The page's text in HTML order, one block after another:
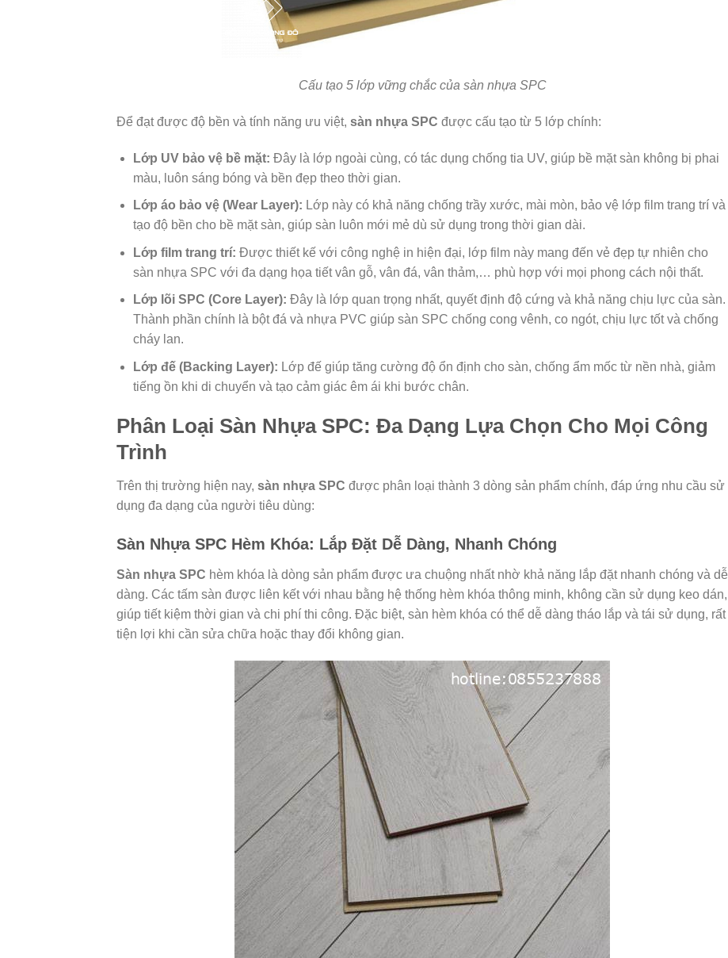
Cấu tạo 5 lớp vững chắc của sàn nhựa SPC
Để đạt được độ bền và tính năng ưu việt, sàn nhựa SPC được cấu tạo từ 5 lớp chính:
Lớp UV bảo vệ bề mặt: Đây là lớp ngoài cùng, có tác dụng chống tia UV, giúp bề mặt sàn không bị phai
màu, luôn sáng bóng và bền đẹp theo thời gian.
Lớp áo bảo vệ (Wear Layer): Lớp này có khả năng chống trầy xước, mài mòn, bảo vệ lớp film trang trí và
tạo độ bền cho bề mặt sàn, giúp sàn luôn mới mẻ dù sử dụng trong thời gian dài.
Lớp film trang trí: Được thiết kế với công nghệ in hiện đại, lớp film này mang đến vẻ đẹp tự nhiên cho
sàn nhựa SPC với đa dạng họa tiết vân gỗ, vân đá, vân thảm,… phù hợp với mọi phong cách nội thất.
Lớp lõi SPC (Core Layer): Đây là lớp quan trọng nhất, quyết định độ cứng và khả năng chịu lực của sàn.
Thành phần chính là bột đá và nhựa PVC giúp sàn SPC chống cong vênh, co ngót, chịu lực tốt và chống
cháy lan.
Lớp đế (Backing Layer): Lớp đế giúp tăng cường độ ổn định cho sàn, chống ẩm mốc từ nền nhà, giảm
tiếng ồn khi di chuyển và tạo cảm giác êm ái khi bước chân.
Phân Loại Sàn Nhựa SPC: Đa Dạng Lựa Chọn Cho Mọi Công
Trình
Trên thị trường hiện nay, sàn nhựa SPC được phân loại thành 3 dòng sản phẩm chính, đáp ứng nhu cầu sử
dụng đa dạng của người tiêu dùng:
Sàn Nhựa SPC Hèm Khóa: Lắp Đặt Dễ Dàng, Nhanh Chóng
Sàn nhựa SPC hèm khóa là dòng sản phẩm được ưa chuộng nhất nhờ khả năng lắp đặt nhanh chóng và dễ
dàng. Các tấm sàn được liên kết với nhau bằng hệ thống hèm khóa thông minh, không cần sử dụng keo dán,
giúp tiết kiệm thời gian và chi phí thi công. Đặc biệt, sàn hèm khóa có thể dễ dàng tháo lắp và tái sử dụng, rất
tiện lợi khi cần sửa chữa hoặc thay đổi không gian.